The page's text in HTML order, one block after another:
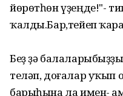
йөрөтһөн үҙеңде!"-
ҡалды.Бар,тейеп
Беҙ ҙә
теләп, доғалар
барыһына ла имен-